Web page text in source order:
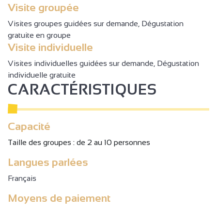
Visite groupée
Visites groupes guidées sur demande, Dégustation
gratuite en groupe
Visite individuelle
Visites individuelles guidées sur demande, Dégustation
individuelle gratuite
CARACTÉRISTIQUES
Capacité
Taille des groupes : de 2 au 10 personnes
Langues parlées
Français
Moyens de paiement